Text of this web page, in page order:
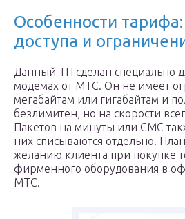
Особенности тарифа:
доступа и
Данный ТП сделан специально
модемах от МТС. Он не имеет
мегабайтам или гигабайтам и
безлимитен, но на скорости
Пакетов на минуты или СМС
них списываются отдельно.
желанию клиента при покупке
фирменного оборудования в
МТC.